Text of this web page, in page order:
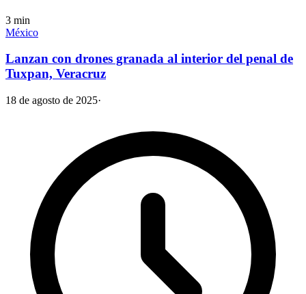
3 min
México
Lanzan con drones granada al interior del penal de
Tuxpan, Veracruz
18 de agosto de 2025·